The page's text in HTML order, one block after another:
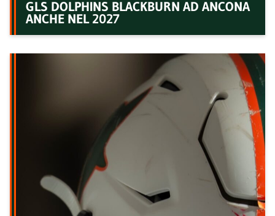
GLS DOLPHINS BLACKBURN AD ANCONA
ANCHE NEL 2027